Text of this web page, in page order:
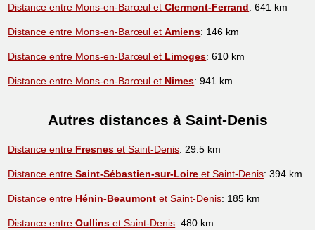
Distance entre Mons-en-Barœul etClermont-Ferrand: 641 km
Distance entre Mons-en-Barœul etAmiens: 146 km
Distance entre Mons-en-Barœul et Limoges: 610 km
Distance entre Mons-en-Barœul et Nimes: 941 km
Autres distances à Saint-Denis
Distance entre Fresnes et Saint-Denis: 29.5 km
Distance entreSaint-Sébastien-sur-Loire et Saint-Denis: 394 km
Distance entre Hénin-Beaumont et Saint-Denis: 185 km
Distance entreOullins et Saint-Denis: 480 km